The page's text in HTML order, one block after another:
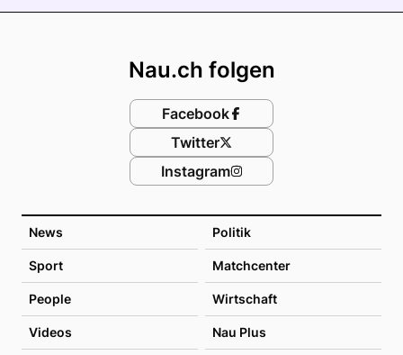
News Politik
Sport Matchcenter
People Wirtschaft
Videos Nau Plus
Nau.ch folgen
Facebook
Twitter
Instagram